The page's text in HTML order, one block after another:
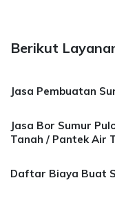
Berikut
Jasa Pembuatan
Jasa Bor Sumur
Tanah / Pantek Air
Daftar Biaya Buat